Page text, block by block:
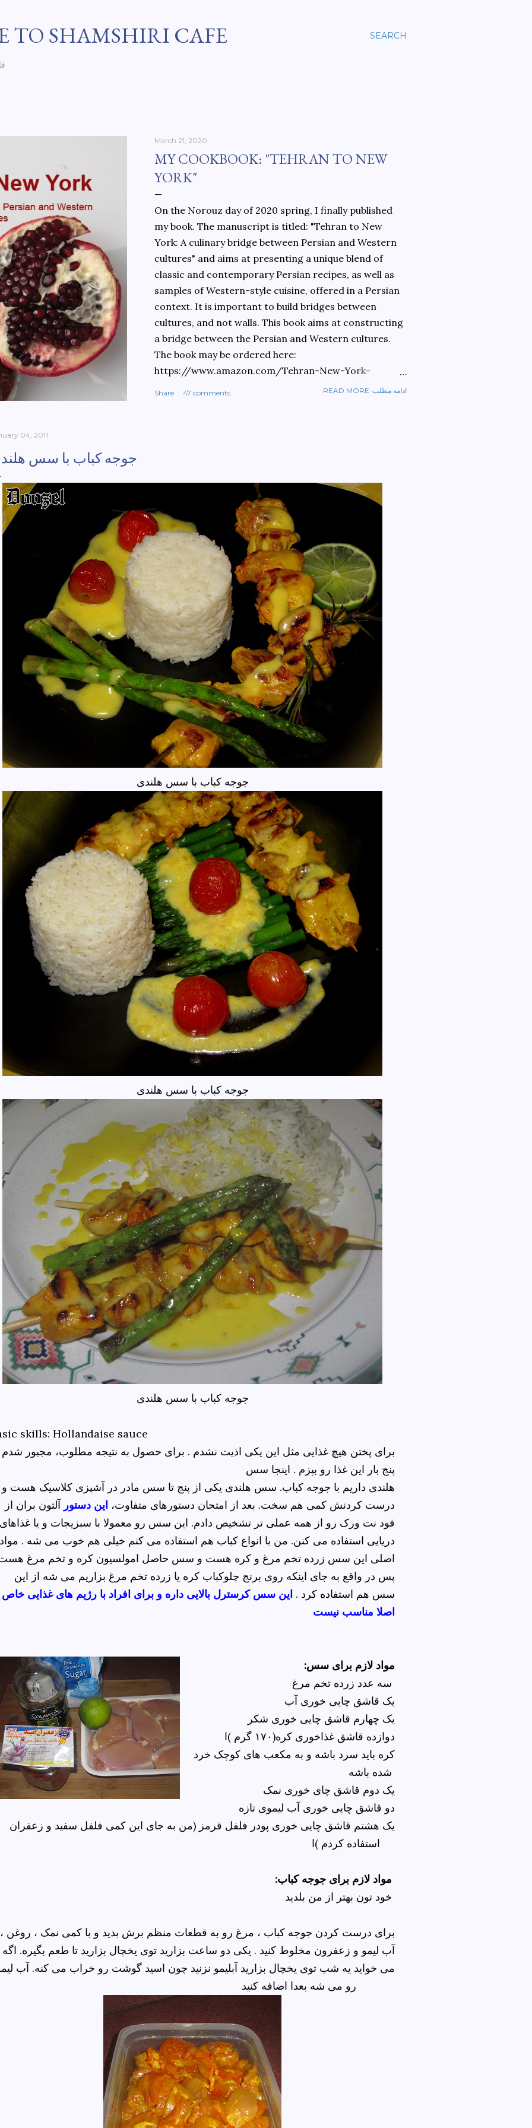
SEARCH
TO SHAMSHIRI CAFE
March 21, 2020
MY COOKBOOK: "TEHRAN TO NEW
YORK"
On the Norouz day of 2020 spring, I finally published
my book. The manuscript is titled: "Tehran to New
York: A culinary bridge between Persian and Western
cultures" and aims at presenting a unique blend of
classic and contemporary Persian recipes, as well as
samples of Western-style cuisine, offered in a Persian
context. It is important to build bridges between
cultures, and not walls. This book aims at constructing
a bridge between the Persian and Western cultures.
The book may be ordered here:
https://www.amazon.com/Tehran-New-York-
Share 47 comments READ MORE-ادامه مطلب
04, 2011
جوجه کباب با سس
جوجه کباب با سس هلندی
جوجه کباب با سس هلندی
جوجه کباب با سس هلندی
skills: Hollandaise sauce
برای پختن هیچ غذایی مثل این یکی اذیت نشدم . برای حصول به نتیجه مطلوب، مجبور شدم
پنج بار این غذا رو بپزم . اینجا سس
درست کردنش کمی هم سخت. بعد از امتحان دستورهای متفاوت، این دستور آلتون بران از
فود نت ورک رو از همه عملی تر تشخیص دادم. این سس رو معمولا با سبزیجات و یا غذاهای
دریایی استفاده می کنن. من با انواع کباب هم استفاده می کنم خیلی هم خوب می شه . مواد
اصلی این سس زرده تخم مرغ و کره هست و سس حاصل امولسیون کره و تخم مرغ
پس در واقع به جای اینکه روی برنج چلوکباب کره یا زرده تخم مرغ بزاریم می شه از این
سس هم استفاده کرد . این سس کرسترل بالایی داره و برای افراد با رژیم های غذایی خاص
اصلا مناسب نیست
:مواد لازم برای سس
یک قاشق چایی خوری آب
یک چهارم قاشق چایی خوری شکر
دوازده قاشق غذاخوری کره(۱۷۰ گرم )ا
کره باید سرد باشه و به مکعب های کوچک خرد
یک دوم قاشق چای خوری نمک
دو قاشق چایی خوری آب لیموی تازه
یک هشتم قاشق چایی خوری پودر فلفل قرمز (من به جای این کمی فلفل سفید و زعفران
:مواد لازم برای جوجه کباب
برای درست کردن جوجه کباب ، مرغ رو به قطعات منظم برش بدید و با کمی نمک ، روغن ،
آب لیمو و زعفرون مخلوط کنید . یکی دو ساعت بزارید توی یخچال بزارید تا طعم بگیره. اگه
می خواید یه شب توی یخچال بزارید آبلیمو نزنید چون اسید گوشت رو خراب می کنه. آب